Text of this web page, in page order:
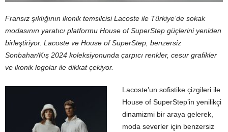
Fransız şıklığının ikonik temsilcisi Lacoste ile Türkiye’de sokak
modasının yaratıcı platformu House of SuperStep güçlerini yeniden
birleştiriyor. Lacoste ve House of SuperStep, benzersiz
Sonbahar/Kış 2024 koleksiyonunda çarpıcı renkler, cesur grafikler
ve ikonik logolar ile dikkat çekiyor.
Lacoste’un sofistike çizgileri ile
House of SuperStep’in yenilikçi
dinamizmi bir araya gelerek,
moda severler için benzersiz